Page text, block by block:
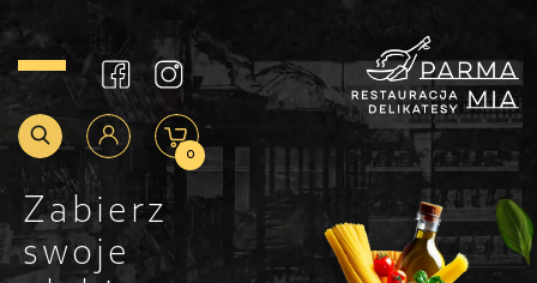
0
Zabierz
swoje